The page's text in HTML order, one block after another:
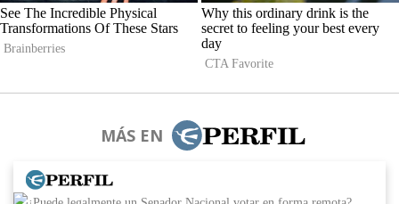
MÁS EN